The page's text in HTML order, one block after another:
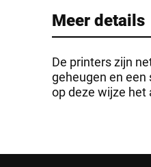
Meer details
De printers zijn
geheugen en
op deze wijze